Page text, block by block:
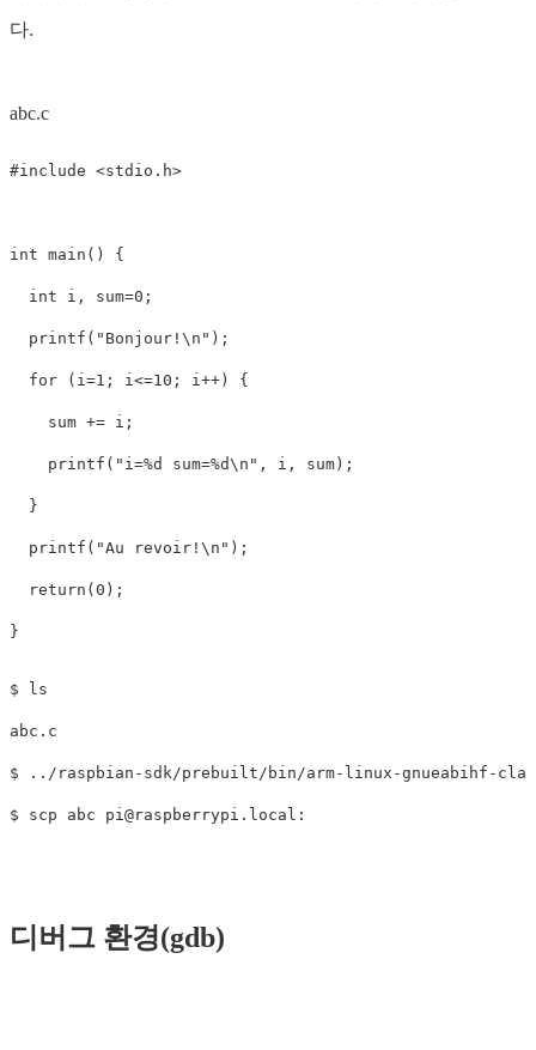
다.
abc.c
int main () {
int i , sum=0 ;
printf ( "Bonjour! \n " );
for ( i=1 ; i<=10 ; i++ ) {
sum += i ;
printf ( "i=%d sum=%d\n " , i , sum );
}
printf ( "Au revoir! \n " );
return ( 0 );
}
$ ls
abc.c
$ ../raspbian-sdk/prebuilt/bin/arm-linux-gnueabihf-
$ scp abc pi@raspberrypi.local
디버그 환경(gdb)